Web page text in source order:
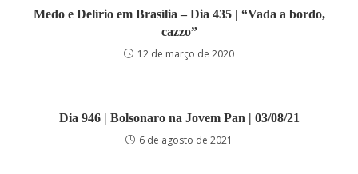
Medo e Delírio em Brasília – Dia 435 | “Vada a bordo,
cazzo”
12 de março de 2020
Dia 946 | Bolsonaro na Jovem Pan | 03/08/21
6 de agosto de 2021